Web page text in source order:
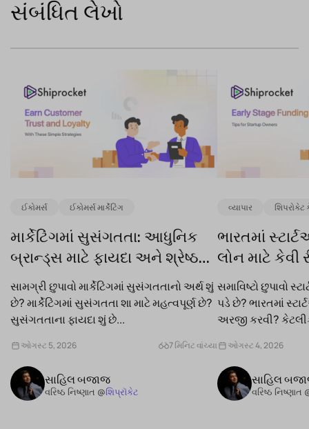
સંબંધિત લેખો
ઈકોમર્સ ઈકોમર્સ માર્કેટિંગ
માર્કેટિંગમાં સુસંગતતા: આધુનિક
બ્રાન્ડ્સ માટે ફાયદા અને શ્રેષ્ઠ
પ્રથાઓ
સામગ્રી છુપાવો માર્કેટિંગમાં સુસંગતતાનો અર્થ શું
છે? માર્કેટિંગમાં સુસંગતતા શા માટે મહત્વપૂર્ણ છે?
સુસંગતતાના ફાયદા શું છે...
ઓગસ્ટ 5, 2026 7 મિનિટ વાંચ્યા
સાહિલ બજાજ
વરિષ્ઠ નિષ્ણાત @શિપ્રૉકેટ
વ્યાપાર શિપરોકેટ
ભારતમાં
લોન માટે કેવી
(૨૦૨૬)
સમાવિષ્ટો છુપાવો
પડે છે? ભારતમાં
અરજી કરવી?
ઓગસ્ટ 4, 2026
સાહિલ
વરિષ્ઠ નિષ્ણાત